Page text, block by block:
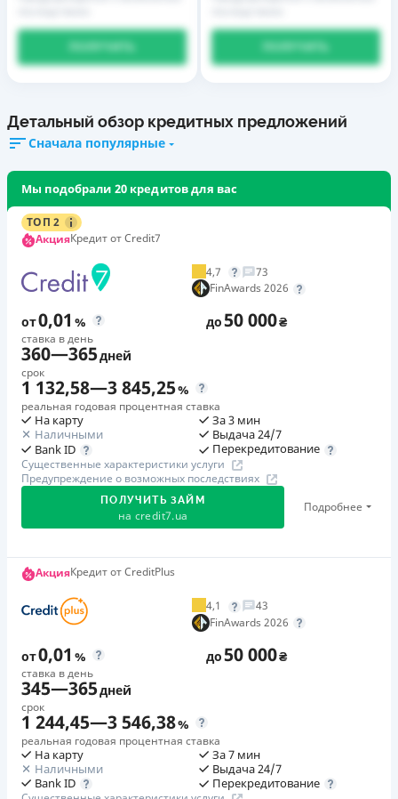
Детальный обзор кредитных предложений
Сначала популярные
Мы подобрали 20 кредитов для вас
ТОП 2
АкцияКредит от Credit7
4,7
73
FinAwards 2026
от0,01 %
ставка в день
до50 000₴
360—365дней
срок
1 132,58—3 845,25%
реальная годовая процентная ставка
На карту
Наличными
Bank ID
За 3 мин
Выдача 24/7
Перекредитование
Существенные характеристики услуги
Предупреждение о возможных последствиях
ПОЛУЧИТЬ ЗАЙМ
на credit7.ua
Подробнее
Акция: «Кешбэк за друга»
друг регистрируется и получает первый кредит (от
1000 грн), клиент автоматически получает 400 грн
кешбэка. Акция действует до 10.12.2026
🥉 Бронза FinAwards 2026
Бронзовый призер FinAwards 2026 «Лучшая программа
лояльности»
Первый займ
от 0,01%/день до 30 000 ₴
АкцияКредит от CreditPlus
4,1
43
FinAwards 2026
от0,01 %
ставка в день
до50 000₴
345—365дней
срок
1 244,45—3 546,38%
реальная годовая процентная ставка
На карту
Наличными
Bank ID
За 7 мин
Выдача 24/7
Перекредитование